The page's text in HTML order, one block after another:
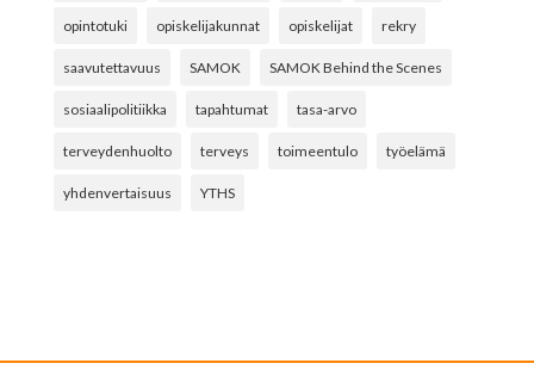
opintotuki opiskelijakunnat opiskelijat rekry
saavutettavuus SAMOK SAMOK Behind the Scenes
sosiaalipolitiikka tapahtumat tasa-arvo
terveydenhuolto terveys toimeentulo työelämä
yhdenvertaisuus YTHS